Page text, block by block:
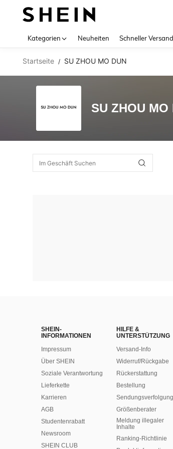
Kategorien Neuheiten Schneller Versand
Startseite / SU ZHOU MO DUN
SU ZHOU MO
SHEIN-
INFORMATIONEN
Impressum
Über SHEIN
Soziale Verantwortung
Lieferkette
Karrieren
AGB
Studentenrabatt
Newsroom
SHEIN CLUB
HILFE &
UNTERSTÜTZUNG
Versand-Info
Widerruf/Rückgabe
Rückerstattung
Bestellung
Sendungsverfolgung
Größenberater
Meldung illegaler
Inhalte
Ranking-Richtlinie